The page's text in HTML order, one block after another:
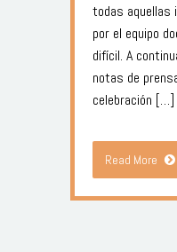
todas aquellas
por el equipo
difícil. A
notas de
celebración […]
Read More